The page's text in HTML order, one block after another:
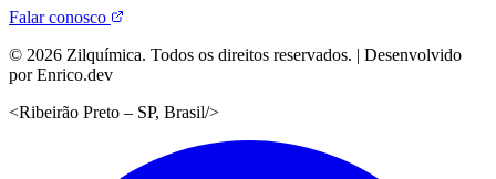
Falar conosco
© 2026 Zilquímica. Todos os direitos reservados. | Desenvolvido
por Enrico.dev
<Ribeirão Preto – SP, Brasil/>